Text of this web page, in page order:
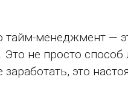
тайм-менеджмент —
не просто способ
это